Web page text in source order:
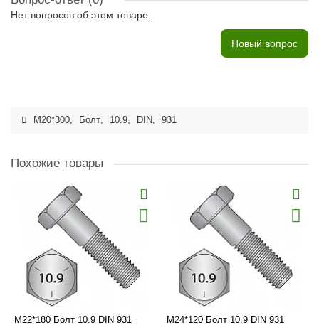
Нет вопросов об этом товаре.
Новый вопрос
M20*300, Болт, 10.9, DIN, 931
Похожие товары
M22*180 Болт 10.9 DIN 931 M24*120 Болт 10.9 DIN 931